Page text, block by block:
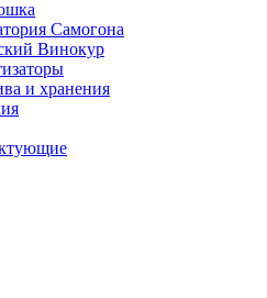
Самогона
Винокур
и хранения